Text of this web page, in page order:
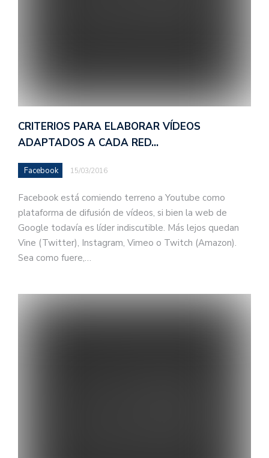
CRITERIOS PARA ELABORAR VÍDEOS
ADAPTADOS A CADA RED…
Facebook 15/03/2016
Facebook está comiendo terreno a Youtube como
plataforma de difusión de vídeos, si bien la web de
Google todavía es líder indiscutible. Más lejos quedan
Vine (Twitter), Instagram, Vimeo o Twitch (Amazon).
Sea como fuere,…